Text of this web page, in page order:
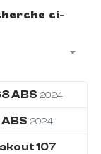
ci-
ABS 2024
2024
107